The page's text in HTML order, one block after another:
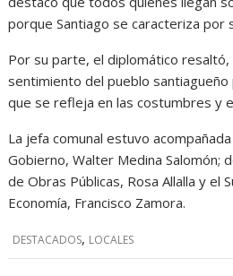
porque Santiago se caracteriza por
Por su parte, el diplomático
sentimiento del pueblo santiagueño
que se refleja en las costumbres y
La jefa comunal estuvo
Gobierno, Walter Medina Salomón;
de Obras Públicas, Rosa Allalla y el
Economía, Francisco Zamora.
DESTACADOS, LOCALES